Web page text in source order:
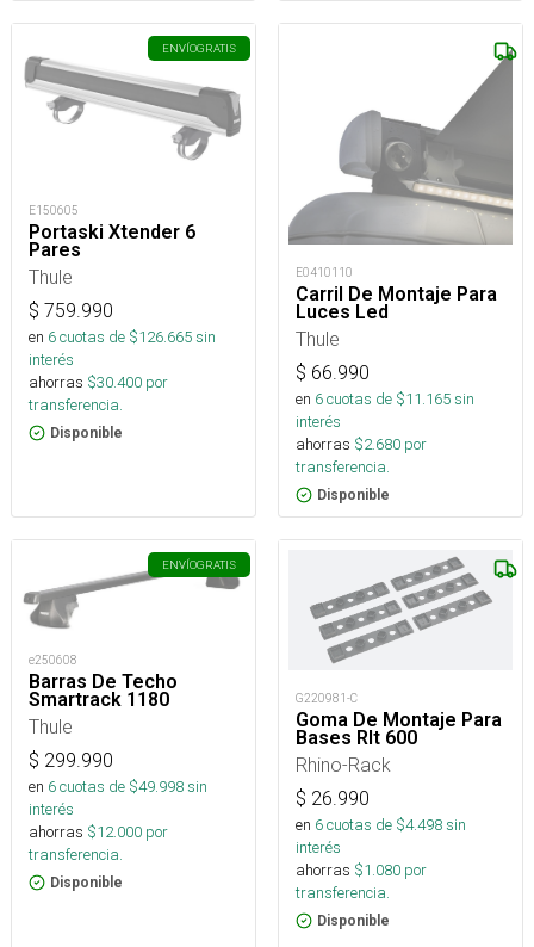
ENVÍOGRATIS
E150605
Portaski Xtender 6
Pares
Thule
$ 759.990
en 6cuotas de $126.665sin
interés
ahorras $30.400 por
transferencia.
Disponible
E0410110
Carril De Montaje Para
Luces Led
Thule
$ 66.990
en 6cuotas de $11.165sin
interés
ahorras $2.680 por
transferencia.
Disponible
ENVÍOGRATIS
e250608
Barras De Techo
Smartrack 1180
Thule
$ 299.990
en 6cuotas de $49.998sin
interés
ahorras $12.000 por
transferencia.
Disponible
G220981-C
Goma De Montaje Para
Bases Rlt 600
Rhino-Rack
$ 26.990
en 6cuotas de $4.498sin
interés
ahorras $1.080 por
transferencia.
Disponible